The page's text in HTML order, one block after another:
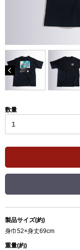
数量
製品サイズ(約)
身巾52×身丈69cm
重量(約)